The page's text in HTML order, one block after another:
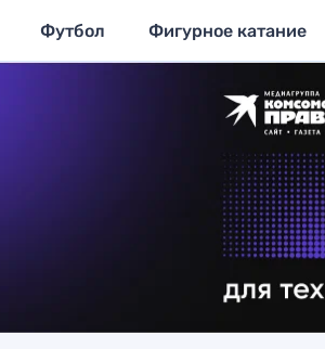
Футбол Фигурное катание